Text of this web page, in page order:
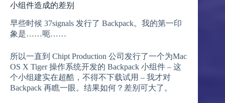
小组件造成的差别
早些时候 37signals 发行了 Backpack。我的第一印
象是……呃……
所以一直到 Chipt Production 公司发行了一个为Mac
OS X Tiger 操作系统开发的 Backpack 小组件 – 这
个小组建实在超酷，不得不下载试用 – 我才对
Backpack 再瞧一眼。结果如何？差别可大了。